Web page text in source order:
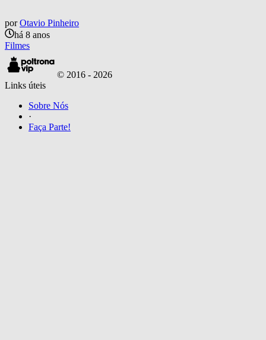
por Otavio Pinheiro
há 8 anos
Filmes
© 2016 - 2026
Links úteis
Sobre Nós
·
Faça Parte!